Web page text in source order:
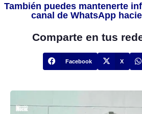
También puedes mantenerte
canal de WhatsApp
Comparte en tus
Facebook X